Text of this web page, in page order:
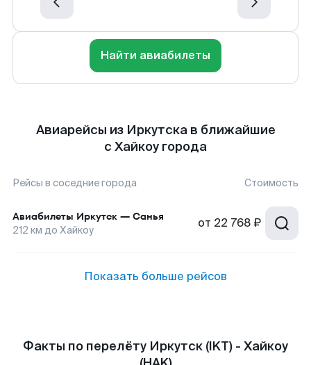
Найти авиабилеты
Авиарейсы из Иркутска в ближайшие
с Хайкоу города
Рейсы в соседние города Стоимость
Авиабилеты Иркутск — Санья
212 км до Хайкоу от 22 768 ₽
Показать больше рейсов
Факты по перелёту Иркутск (IKT) - Хайкоу